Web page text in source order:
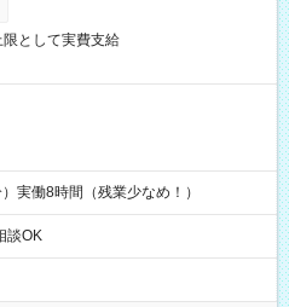
として実費支給
実働8時間（残業少なめ！）
OK